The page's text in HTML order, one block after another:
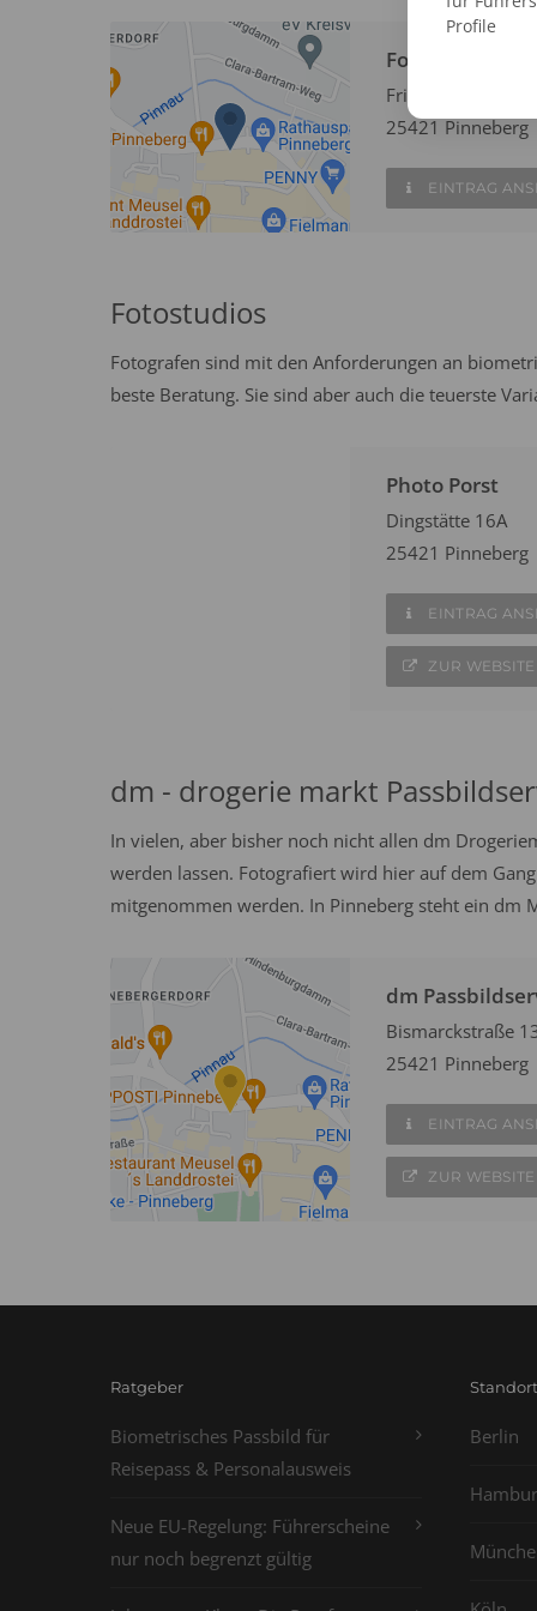
Fotofix
Friedrich-Ebert-
25421 Pinneberg
EINTRAG
Fotostudios
Fotografen sind mit den Anforderungen an
beste Beratung. Sie sind aber auch die teuerste
Photo Porst
Dingstätte 16A
25421 Pinneberg
EINTRAG
ZUR WEBSITE
dm - drogerie markt
In vielen, aber bisher noch nicht allen dm
werden lassen. Fotografiert wird hier auf dem
mitgenommen werden. In Pinneberg steht ein dm
dm
Bismarckstraße
25421 Pinneberg
EINTRAG
ZUR WEBSITE
Ratgeber
Biometrisches Passbild für
Reisepass & Personalausweis
Neue EU-Regelung: Führerscheine
nur noch begrenzt gültig
Berlin
Profile